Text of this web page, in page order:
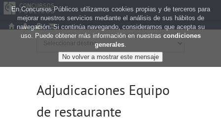
Adjudicaciones Equipo
de restaurante
En Concursos Públicos utilizamos cookies propias y de terceros para
mejorar nuestros servicios mediante el análisis de sus hábitos de
navegación. Si continúa navegando, consideramos que acepta su
uso. Puede obtener más información en nuestras condiciones
generales.